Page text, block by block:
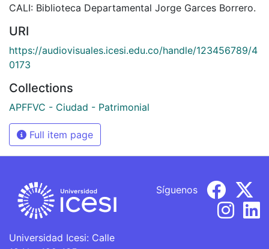
CALI: Biblioteca Departamental Jorge Garces Borrero.
URI
https://audiovisuales.icesi.edu.co/handle/123456789/4
0173
Collections
APFFVC - Ciudad - Patrimonial
Full item page
Universidad Icesi: Calle
Síguenos